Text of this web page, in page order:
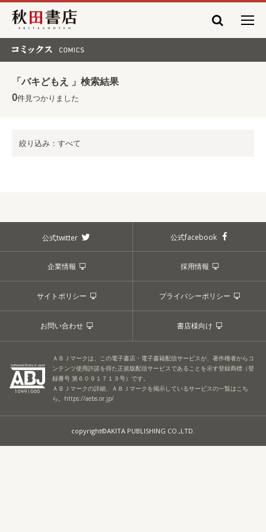
秋田書店
「バキどもえ 」検索結果
0件見つかりました
絞り込み：すべて
公式twitter 公式facebook
企業情報 採用情報
サイトポリシー プライバシーポリシー
お問い合わせ 書店様向け
ＡＢＪマークは、この電子書店・電子書籍配信サービスが、著作権者からコ
ンテンツ使用許諾を得た正規版配信サービスであることを示す登録商標（登
録番号 第６０９１７１３号）です。
ＡＢＪマークの詳細、ＡＢＪマークを掲示しているサービスの一覧はこち
ら。 https://aebs.or.jp/
copyright©AKITA PUBLISHING CO.,LTD.